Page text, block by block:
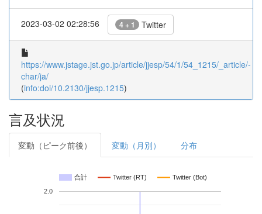
2023-03-02 02:28:56 4 + 1 Twitter
https://www.jstage.jst.go.jp/article/jjesp/54/1/54_1215/_article/-
char/ja/
(info:doi/10.2130/jjesp.1215)
言及状況
変動（ピーク前後） 変動（月別） 分布
合計 Twitter (RT) Twitter (Bot)
2.0